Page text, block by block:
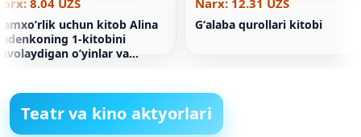
8.04 UZS
uchun kitob Alina
1-kitobini
o’yinlar va
Narx: 12.31 UZS
Gʻalaba qurollari kitobi
Teatr va kino aktyorlari